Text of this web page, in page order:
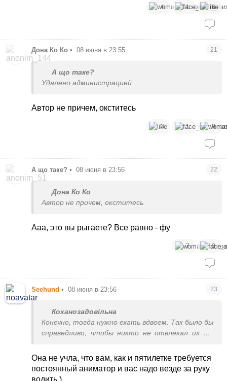
4 1 6
Дона Ко Ко • 08 июня в 23:55 21
А що таке?
Удалено администрацией...
Автор не причем, окститесь
3 1 9
А що таке? • 08 июня в 23:56 22
Дона Ко Ко
Автор не причем, окститесь
Ааа, это вы рыгаете? Все равно - фу
7 3
Seehund • 08 июня в 23:56 23
Коханозадовільна
Конечно, тогда нужно ехать вдвоем. Так было бы
справедливо, чтобы никто не отвлекал их от
Она не учла, что вам, как и пятилетке требуется
постоянный аниматор и вас надо везде за руку
водить.)